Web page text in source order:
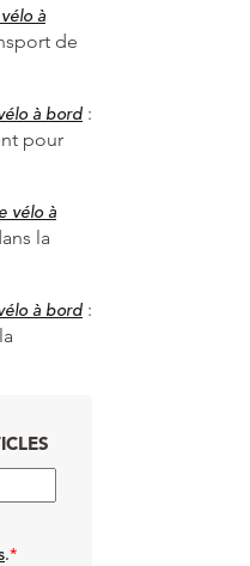
à
de
à bord :
pour
vélo à
la
à bord :
.*